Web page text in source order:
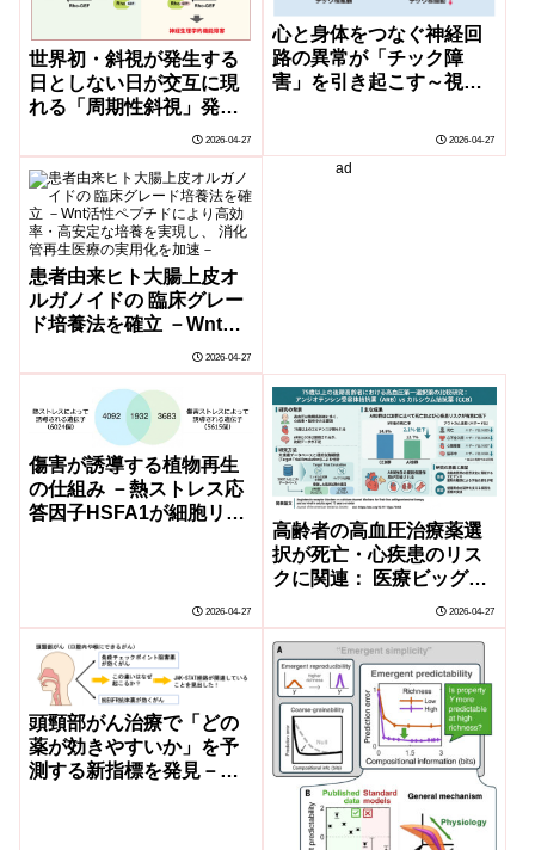
世界初・斜視が発生する
日としない日が交互に現
れる「周期性斜視」発症
2026-04-27
心と身体をつなぐ神経回
路の異常が「チック障
害」を引き起こす～視床
2026-04-27
患者由来ヒト大腸上皮オ
ルガノイドの 臨床グレー
ド培養法を確立 －Wnt活
性ペプチドにより高効
率・高安定な培養を実現
し、 消化管再生医療の実
用化を加速－
2026-04-27
ad
傷害が誘導する植物再生
の仕組み －熱ストレス応
答因子HSFA1が細胞リプ
2026-04-27
高齢者の高血圧治療薬選
択が死亡・心疾患のリス
クに関連： 医療ビッグデ
ータの分析から明らかに2026-04-27
頭頸部がん治療で「どの
薬が効きやすいか」を予
測する新指標を発見－一